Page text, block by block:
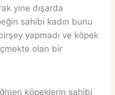
yine dışarda
sahibi kadın bunu
yapmadı ve köpek
olan bir
köpeklerin sahibi